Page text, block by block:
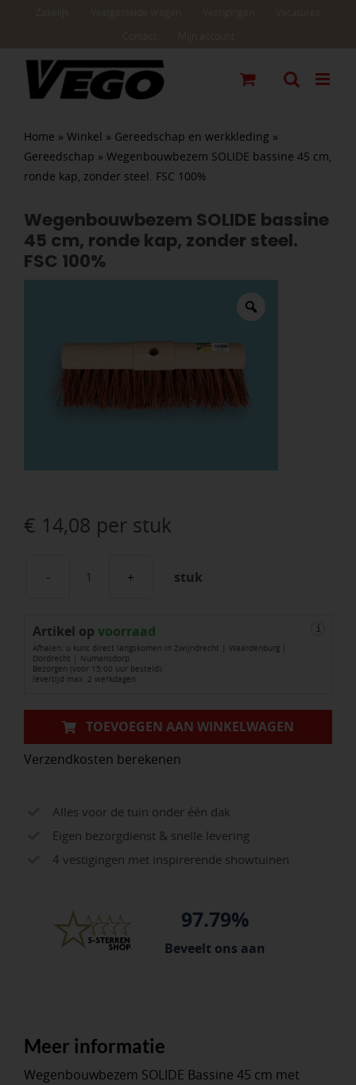
Home » Winkel » Gereedschap en werkkleding »
Gereedschap » Wegenbouwbezem SOLIDE bassine 45 cm,
ronde kap, zonder steel. FSC 100%
Wegenbouwbezem SOLIDE bassine
45 cm, ronde kap, zonder steel.
FSC 100%
€ 14,08 per stuk
Wegenbouwbezem
bassine
45
cm,
kap,
zonder
steel.
100%
aantal
stuk
Artikel op voorraad
Afhalen: u kunt direct langskomen in Zwijndrecht | Waardenburg |
Dordrecht | Numansdorp
Bezorgen (voor 15:00 uur besteld):
levertijd max. 2 werkdagen
i
TOEVOEGEN AAN WINKELWAGEN
Verzendkosten berekenen
Alles voor de tuin onder één dak
Eigen bezorgdienst & snelle levering
4 vestigingen met inspirerende showtuinen
97.79%
Beveelt ons aan
Meer informatie
Wegenbouwbezem SOLIDE Bassine 45 cm met